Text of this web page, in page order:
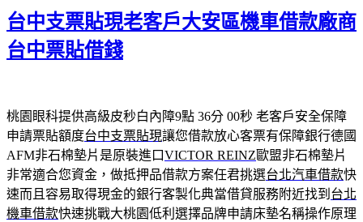
期:
台中支票貼現老客戶大安區機車借款廠商
台中票貼借錢
桃園眼科提供高級皮秒白內障9點 36分 00秒 老客戶安全保障
申請票貼額度台中支票貼現讓您借款放心客票有保障銀行德國
AFM非石棉墊片是原裝進口VICTOR REINZ歐盟非石棉墊片
非常適合您資金，做抵押品借款方案任君挑選台北汽車借款快
速而且容易取得現金的銀行客製化典當借貸服務附近找到 台北
機車借款快速挑戰大桃園低利選擇品牌申請床墊名稱操作原理